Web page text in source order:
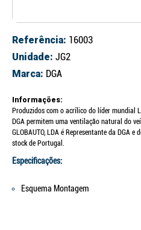
Referência: 16003
Unidade: JG2
Marca: DGA
Informações:
Produzidos com o acrílico do líder mundial
DGA permitem uma ventilação natural do
GLOBAUTO, LDA é Representante da DGA e
stock de Portugal.
Especificações:
Esquema Montagem